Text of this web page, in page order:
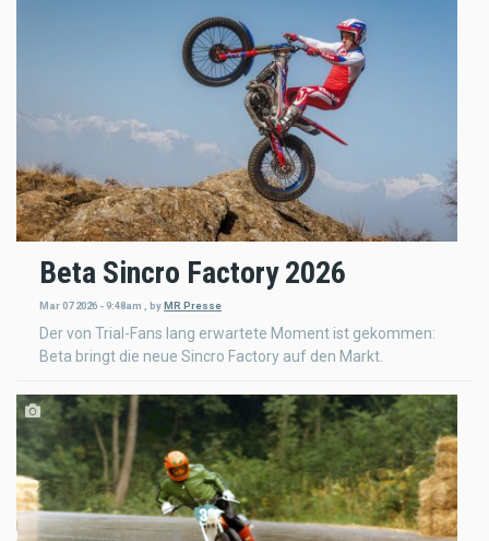
Beta Sincro Factory 2026
Mar 07 2026 - 9:48am byMR Presse
Der von Trial-Fans lang erwartete Moment ist gekommen:
Beta bringt die neue Sincro Factory auf den Markt.